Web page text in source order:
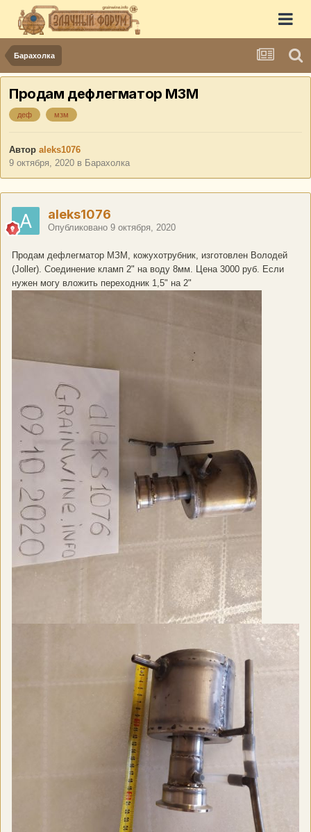
Барахолка
Продам дефлегматор МЗМ
деф мзм
Автор aleks1076
9 октября, 2020 в Барахолка
aleks1076
Опубликовано 9 октября, 2020
Продам дефлегматор МЗМ, кожухотрубник, изготовлен Володей
(Joller). Соединение кламп 2" на воду 8мм. Цена 3000 руб. Если
нужен могу вложить переходник 1,5" на 2"